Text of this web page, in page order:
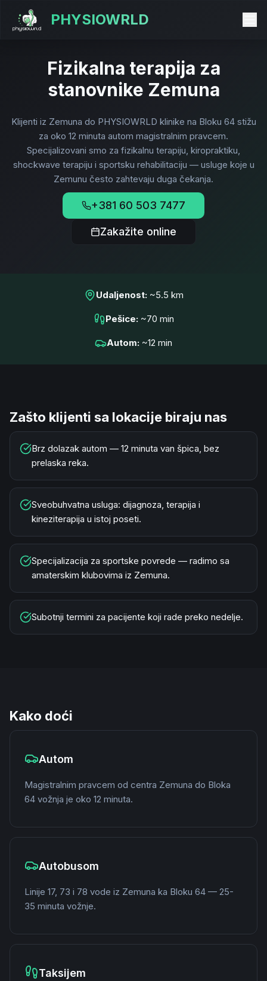
PHYSIOWRLD
Fizikalna terapija za
stanovnike Zemuna
Klijenti iz Zemuna do PHYSIOWRLD klinike na Bloku 64 stižu
za oko 12 minuta autom magistralnim pravcem.
Specijalizovani smo za fizikalnu terapiju, kiropraktiku,
shockwave terapiju i sportsku rehabilitaciju — usluge koje u
Zemunu često zahtevaju duga čekanja.
+381 60 503 7477
Zakažite online
Udaljenost:~5.5 km
Pešice:~70 min
Autom: ~12 min
Zašto klijenti sa lokacije biraju nas
Brz dolazak autom — 12 minuta van špica, bez
prelaska reka.
Sveobuhvatna usluga: dijagnoza, terapija i
kineziterapija u istoj poseti.
Specijalizacija za sportske povrede — radimo sa
amaterskim klubovima iz Zemuna.
Subotnji termini za pacijente koji rade preko nedelje.
Kako doći
Autom
Magistralnim pravcem od centra Zemuna do Bloka
64 vožnja je oko 12 minuta.
Autobusom
Linije 17, 73 i 78 vode iz Zemuna ka Bloku 64 — 25-
35 minuta vožnje.
Taksijem